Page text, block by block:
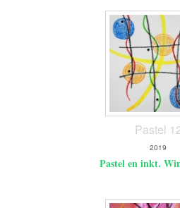
Pastel
2019
Pastel en inkt.